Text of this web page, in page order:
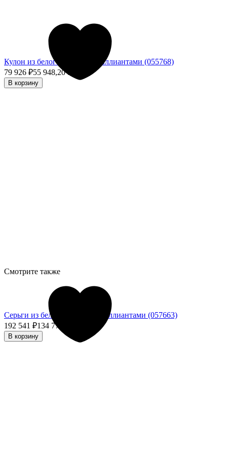
Кулон из белого золота с бриллиантами (055768)
79 926 ₽55 948,20₽
В корзину
Серьги из белого золота с бриллиантами (057663)
192 541 ₽134 778,70
В корзину
Смотрите также